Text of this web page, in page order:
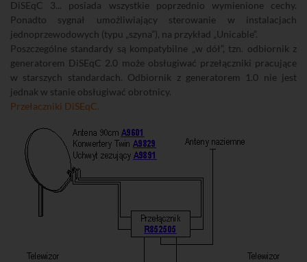
DiSEqC 3... posiada wszystkie poprzednio wymienione cechy.
Ponadto sygnał umożliwiający sterowanie w instalacjach
jednoprzewodowych (typu „szyna”), na przykład „Unicable”.
Poszczególne standardy są kompatybilne „w dół”, tzn. odbiornik z
generatorem DiSEqC 2.0 może obsługiwać przełączniki pracujące
w starszych standardach. Odbiornik z generatorem 1.0 nie jest
jednak w stanie obsługiwać obrotnicy.
Przełaczniki DiSEqC.